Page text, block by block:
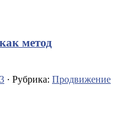
метод
· Рубрика: Продвижение